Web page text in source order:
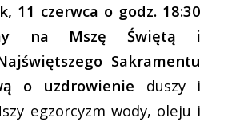
11 czerwca o godz. 18:30
na Mszę Świętą i
Sakramentu
o uzdrowienie duszy i
egzorcyzm wody, oleju i